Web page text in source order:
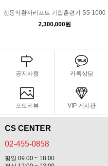
전동식환자리프트 기립훈련기 SS-1000
2,300,000원
공지사항 카톡상담
포토리뷰 VIP 게시판
CS CENTER
02-455-0858
평일 09:00 ~ 18:00